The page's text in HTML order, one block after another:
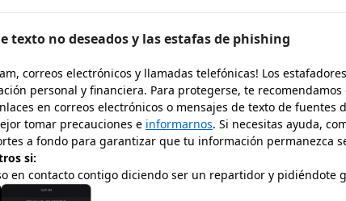
texto no deseados y las estafas de phishing
correos electrónicos y llamadas telefónicas! Los
personal y financiera. Para protegerse, te
en correos electrónicos o mensajes de texto de fuentes
tomar precauciones e informarnos. Si necesitas ayuda,
a fondo para garantizar que tu información permanezca
si:
en contacto contigo diciendo ser un repartidor y pidiéndote